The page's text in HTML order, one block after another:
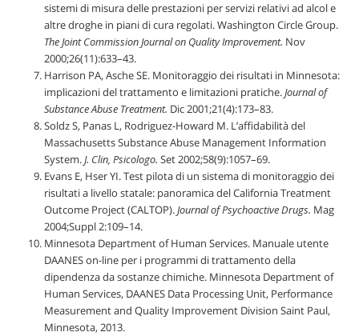
sistemi di misura delle prestazioni per servizi relativi ad alcol e
altre droghe in piani di cura regolati. Washington Circle Group.
The Joint Commission Journal on Quality Improvement. Nov
2000;26(11):633–43.
Harrison PA, Asche SE. Monitoraggio dei risultati in Minnesota:
implicazioni del trattamento e limitazioni pratiche.Journal of
Substance Abuse Treatment. Dic 2001;21(4):173–83.
Soldz S, Panas L, Rodriguez-Howard M. L’affidabilità del
Massachusetts Substance Abuse Management Information
System.J. Clin, Psicologo. Set 2002;58(9):1057–69.
Evans E, Hser YI. Test pilota di un sistema di monitoraggio dei
risultati a livello statale: panoramica del California Treatment
Outcome Project (CALTOP).Journal of Psychoactive Drugs. Mag
2004;Suppl 2:109–14.
Minnesota Department of Human Services. Manuale utente
DAANES on-line per i programmi di trattamento della
dipendenza da sostanze chimiche. Minnesota Department of
Human Services, DAANES Data Processing Unit, Performance
Measurement and Quality Improvement Division Saint Paul,
Minnesota, 2013.